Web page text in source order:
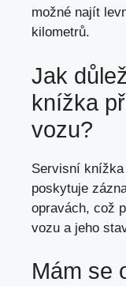
možné najít
kilometrů.
Jak
knížka
vozu?
Servisní
poskytuje
opravách, což
vozu a jeho
Mám se